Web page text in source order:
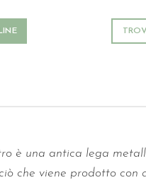
è una antica lega
che viene prodotto con